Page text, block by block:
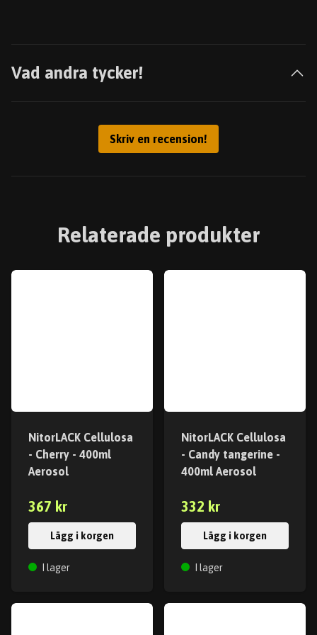
Vad andra tycker!
Skriv en recension!
Relaterade produkter
NitorLACK Cellulosa
- Cherry - 400ml
Aerosol
367 kr
Lägg i korgen
I lager
NitorLACK Cellulosa
- Candy tangerine -
400ml Aerosol
332 kr
Lägg i korgen
I lager